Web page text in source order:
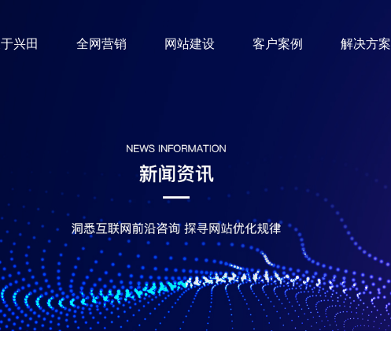
兴田 全网营销 网站建设 客户案例 解决方案